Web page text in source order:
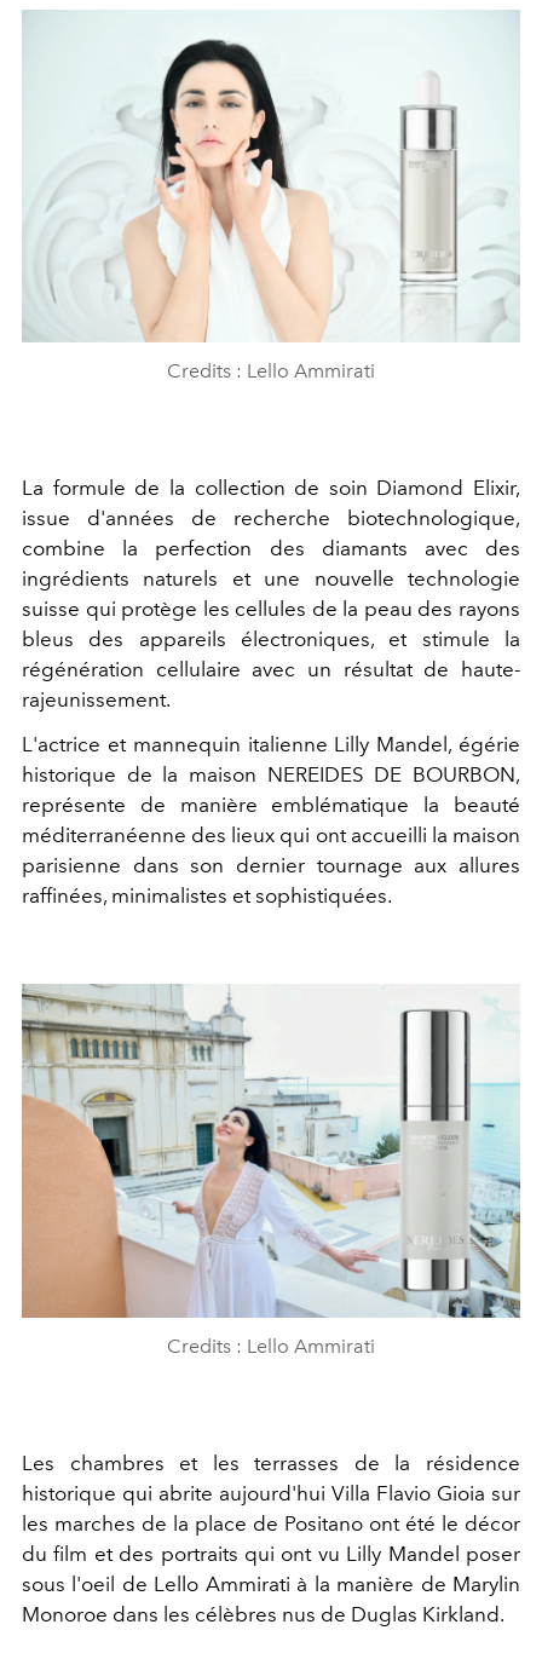
Credits : Lello Ammirati
La formule de la collection de soin Diamond Elixir,
issue d'années de recherche biotechnologique,
combine la perfection des diamants avec des
ingrédients naturels et une nouvelle technologie
suisse qui protège les cellules de la peau des rayons
bleus des appareils électroniques, et stimule la
régénération cellulaire avec un résultat de haute-
rajeunissement.
L'actrice et mannequin italienne Lilly Mandel, égérie
historique de la maison NEREIDES DE BOURBON,
représente de manière emblématique la beauté
méditerranéenne des lieux qui ont accueilli la maison
parisienne dans son dernier tournage aux allures
raffinées, minimalistes et sophistiquées.
Credits : Lello Ammirati
Les chambres et les terrasses de la résidence
historique qui abrite aujourd'hui Villa Flavio Gioia sur
les marches de la place de Positano ont été le décor
du film et des portraits qui ont vu Lilly Mandel poser
sous l'oeil de Lello Ammirati à la manière de Marylin
Monoroe dans les célèbres nus de Duglas Kirkland.